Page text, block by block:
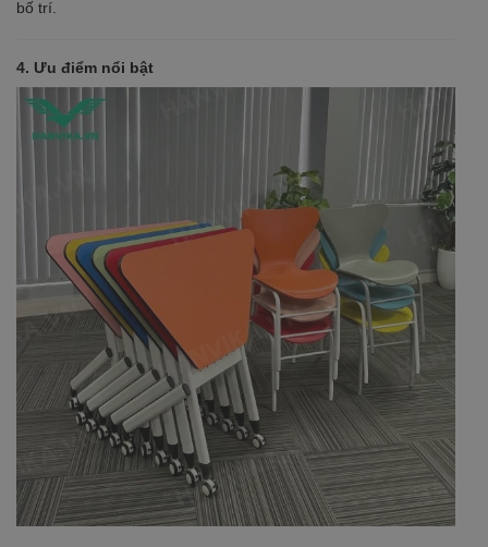
bố trí.
4. Ưu điểm nổi bật